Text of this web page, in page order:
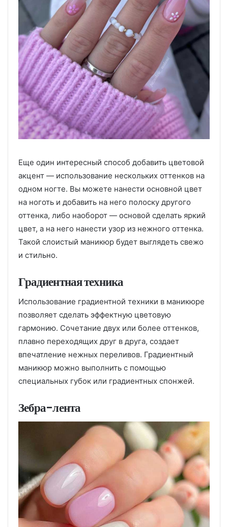
Еще один интересный способ добавить цветовой
акцент — использование нескольких оттенков на
одном ногте. Вы можете нанести основной цвет
на ноготь и добавить на него полоску другого
оттенка, либо наоборот — основой сделать яркий
цвет, а на него нанести узор из нежного оттенка.
Такой слоистый маникюр будет выглядеть свежо
и стильно.
Градиентная техника
Использование градиентной техники в маникюре
позволяет сделать эффектную цветовую
гармонию. Сочетание двух или более оттенков,
плавно переходящих друг в друга, создает
впечатление нежных переливов. Градиентный
маникюр можно выполнить с помощью
специальных губок или градиентных спонжей.
Зебра-лента